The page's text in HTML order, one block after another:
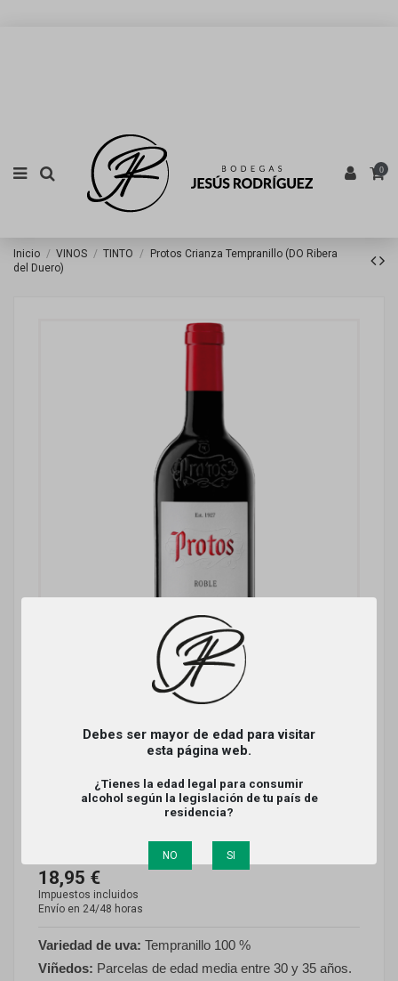
Debes ser mayor de edad para visitar
esta página web.
¿Tienes la edad legal para consumir
alcohol según la legislación de tu país de
residencia?
NO SI
0
Inicio VINOS TINTO
Protos Crianza Tempranillo (DO Ribera
del Duero)
Protos Crianza Tempranillo
(DO Ribera del Duero)
18,95 €
Impuestos incluidos
Envío en 24/48 horas
Variedad de uva: Tempranillo 100 %
Viñedos: Parcelas de edad media entre 30 y 35 años.